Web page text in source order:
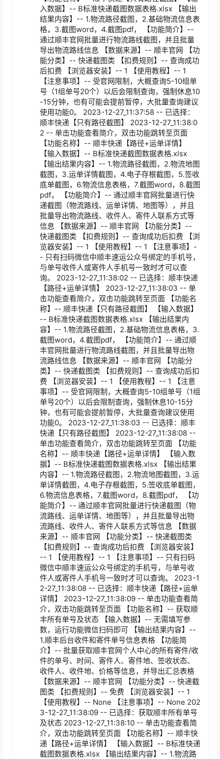
入数据】-- B标准快递截图数据表格.xlsx 【输出
结果内容】-- 1.物流路径截图，2.基础物流信息表
格，3.截图word，4.截图pdf， 【功能简介】--
通过顺丰官网批量进行物流路线截图，并且批量
导出物流路线信息 【数据来源】-- 顺丰官网 【功
能分类】-- 快递截图类 【扣费规则】-- 查询成功
后扣费 【浏览器安装】-- 1 【使用教程】-- 1
【注意事项】-- 受官网限制，大概查询5-10组单
号（1组单号20个）以后会限制查询，强制休息10
-15分钟，也有可能会提前暂停，大批量查询建议
使用功能0。 2023-12-27_11:37:58 -- 已选择：
顺丰快递【只有路径截图】 2023-12-27_11:38:0
2 -- 单击功能查看简介，双击功能跳转至页面
【功能名称】-- 顺丰快递【路径+运单详情】
【输入数据】-- B标准快递截图数据表格.xlsx
【输出结果内容】-- 1.物流路径截图，2.物流地图
截图，3.运单详情截图，4.电子存根截图，5.签收
底单截图，6.物流信息表格，7.截图word，8.截图
pdf， 【功能简介】-- 通过顺丰官网批量进行快
递截图（物流路线、运单详情、地图等），并且
批量导出物流路线、收件人、寄件人联系方式等
信息 【数据来源】-- 顺丰官网 【功能分类】--
快递截图类 【扣费规则】-- 查询成功后扣费 【浏
览器安装】-- 1 【使用教程】-- 1 【注意事项】-
- 只有扫码微信中顺丰速运公众号绑定的手机号，
与单号收件人或寄件人手机号一致时才可以查
询。 2023-12-27_11:38:02 -- 已选择：顺丰快递
【路径+运单详情】 2023-12-27_11:38:03 -- 单
击功能查看简介，双击功能跳转至页面 【功能名
称】-- 顺丰快递【只有路径截图】 【输入数据】
-- B标准快递截图数据表格.xlsx 【输出结果内
容】-- 1.物流路径截图，2.基础物流信息表格，3.
截图word，4.截图pdf， 【功能简介】-- 通过顺
丰官网批量进行物流路线截图，并且批量导出物
流路线信息 【数据来源】-- 顺丰官网 【功能分
类】-- 快递截图类 【扣费规则】-- 查询成功后扣
费 【浏览器安装】-- 1 【使用教程】-- 1 【注意
事项】-- 受官网限制，大概查询5-10组单号（1组
单号20个）以后会限制查询，强制休息10-15分
钟，也有可能会提前暂停，大批量查询建议使用
功能0。 2023-12-27_11:38:03 -- 已选择：顺丰
快递【只有路径截图】 2023-12-27_11:38:08 --
单击功能查看简介，双击功能跳转至页面 【功能
名称】-- 顺丰快递【路径+运单详情】 【输入数
据】-- B标准快递截图数据表格.xlsx 【输出结果
内容】-- 1.物流路径截图，2.物流地图截图，3.运
单详情截图，4.电子存根截图，5.签收底单截图，
6.物流信息表格，7.截图word，8.截图pdf， 【功
能简介】-- 通过顺丰官网批量进行快递截图（物
流路线、运单详情、地图等），并且批量导出物
流路线、收件人、寄件人联系方式等信息 【数据
来源】-- 顺丰官网 【功能分类】-- 快递截图类
【扣费规则】-- 查询成功后扣费 【浏览器安装】
-- 1 【使用教程】-- 1 【注意事项】-- 只有扫码
微信中顺丰速运公众号绑定的手机号，与单号收
件人或寄件人手机号一致时才可以查询。 2023-1
2-27_11:38:08 -- 已选择：顺丰快递【路径+运单
详情】 2023-12-27_11:38:09 -- 单击功能查看简
介，双击功能跳转至页面 【功能名称】-- 获取顺
丰所有单号及状态 【输入数据】-- 无需填写参
数，运行功能微信扫码即可 【输出结果内容】--
1.顺丰后台收件和寄件单号信息表格 【功能简
介】-- 批量获取顺丰官网个人中心的所有寄件/收
件的单号、时间、寄件人、寄件地、签收状态、
收件人、收件地、价格等信息，并导出汇总表格
【数据来源】-- 顺丰官网 【功能分类】-- 快递截
图类 【扣费规则】-- 免费 【浏览器安装】-- 1
【使用教程】-- None 【注意事项】-- None 202
3-12-27_11:38:09 -- 已选择：获取顺丰所有单号
及状态 2023-12-27_11:38:10 -- 单击功能查看简
介，双击功能跳转至页面 【功能名称】-- 顺丰快
递【路径+运单详情】 【输入数据】-- B标准快递
截图数据表格.xlsx 【输出结果内容】-- 1.物流路